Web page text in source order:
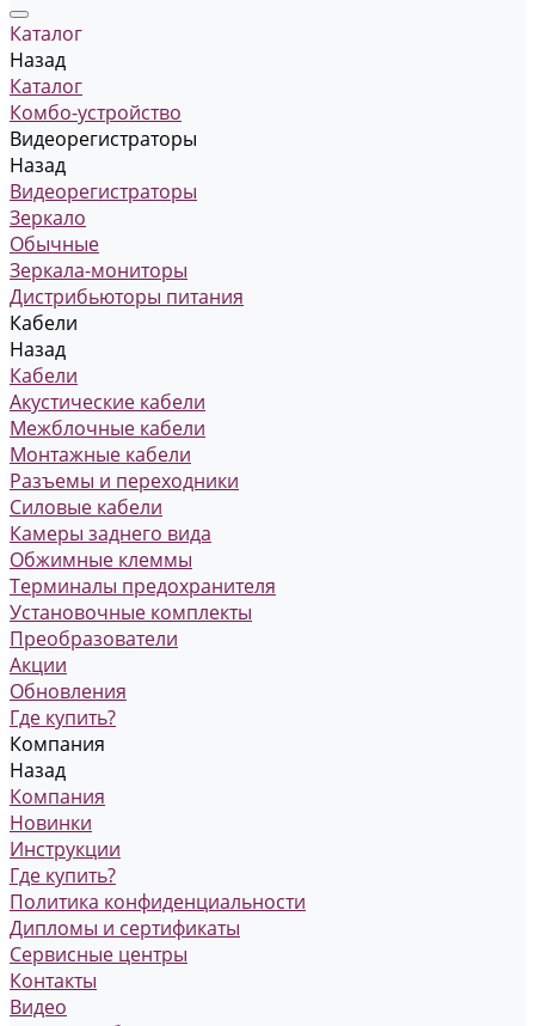
Каталог
Назад
Каталог
Комбо-устройство
Видеорегистраторы
Назад
Видеорегистраторы
Зеркало
Обычные
Зеркала-мониторы
Дистрибьюторы питания
Кабели
Назад
Кабели
Акустические кабели
Межблочные кабели
Монтажные кабели
Разъемы и переходники
Силовые кабели
Камеры заднего вида
Обжимные клеммы
Терминалы предохранителя
Установочные комплекты
Преобразователи
Акции
Обновления
Где купить?
Компания
Назад
Компания
Новинки
Инструкции
Где купить?
Политика конфиденциальности
Дипломы и сертификаты
Сервисные центры
Контакты
Видео